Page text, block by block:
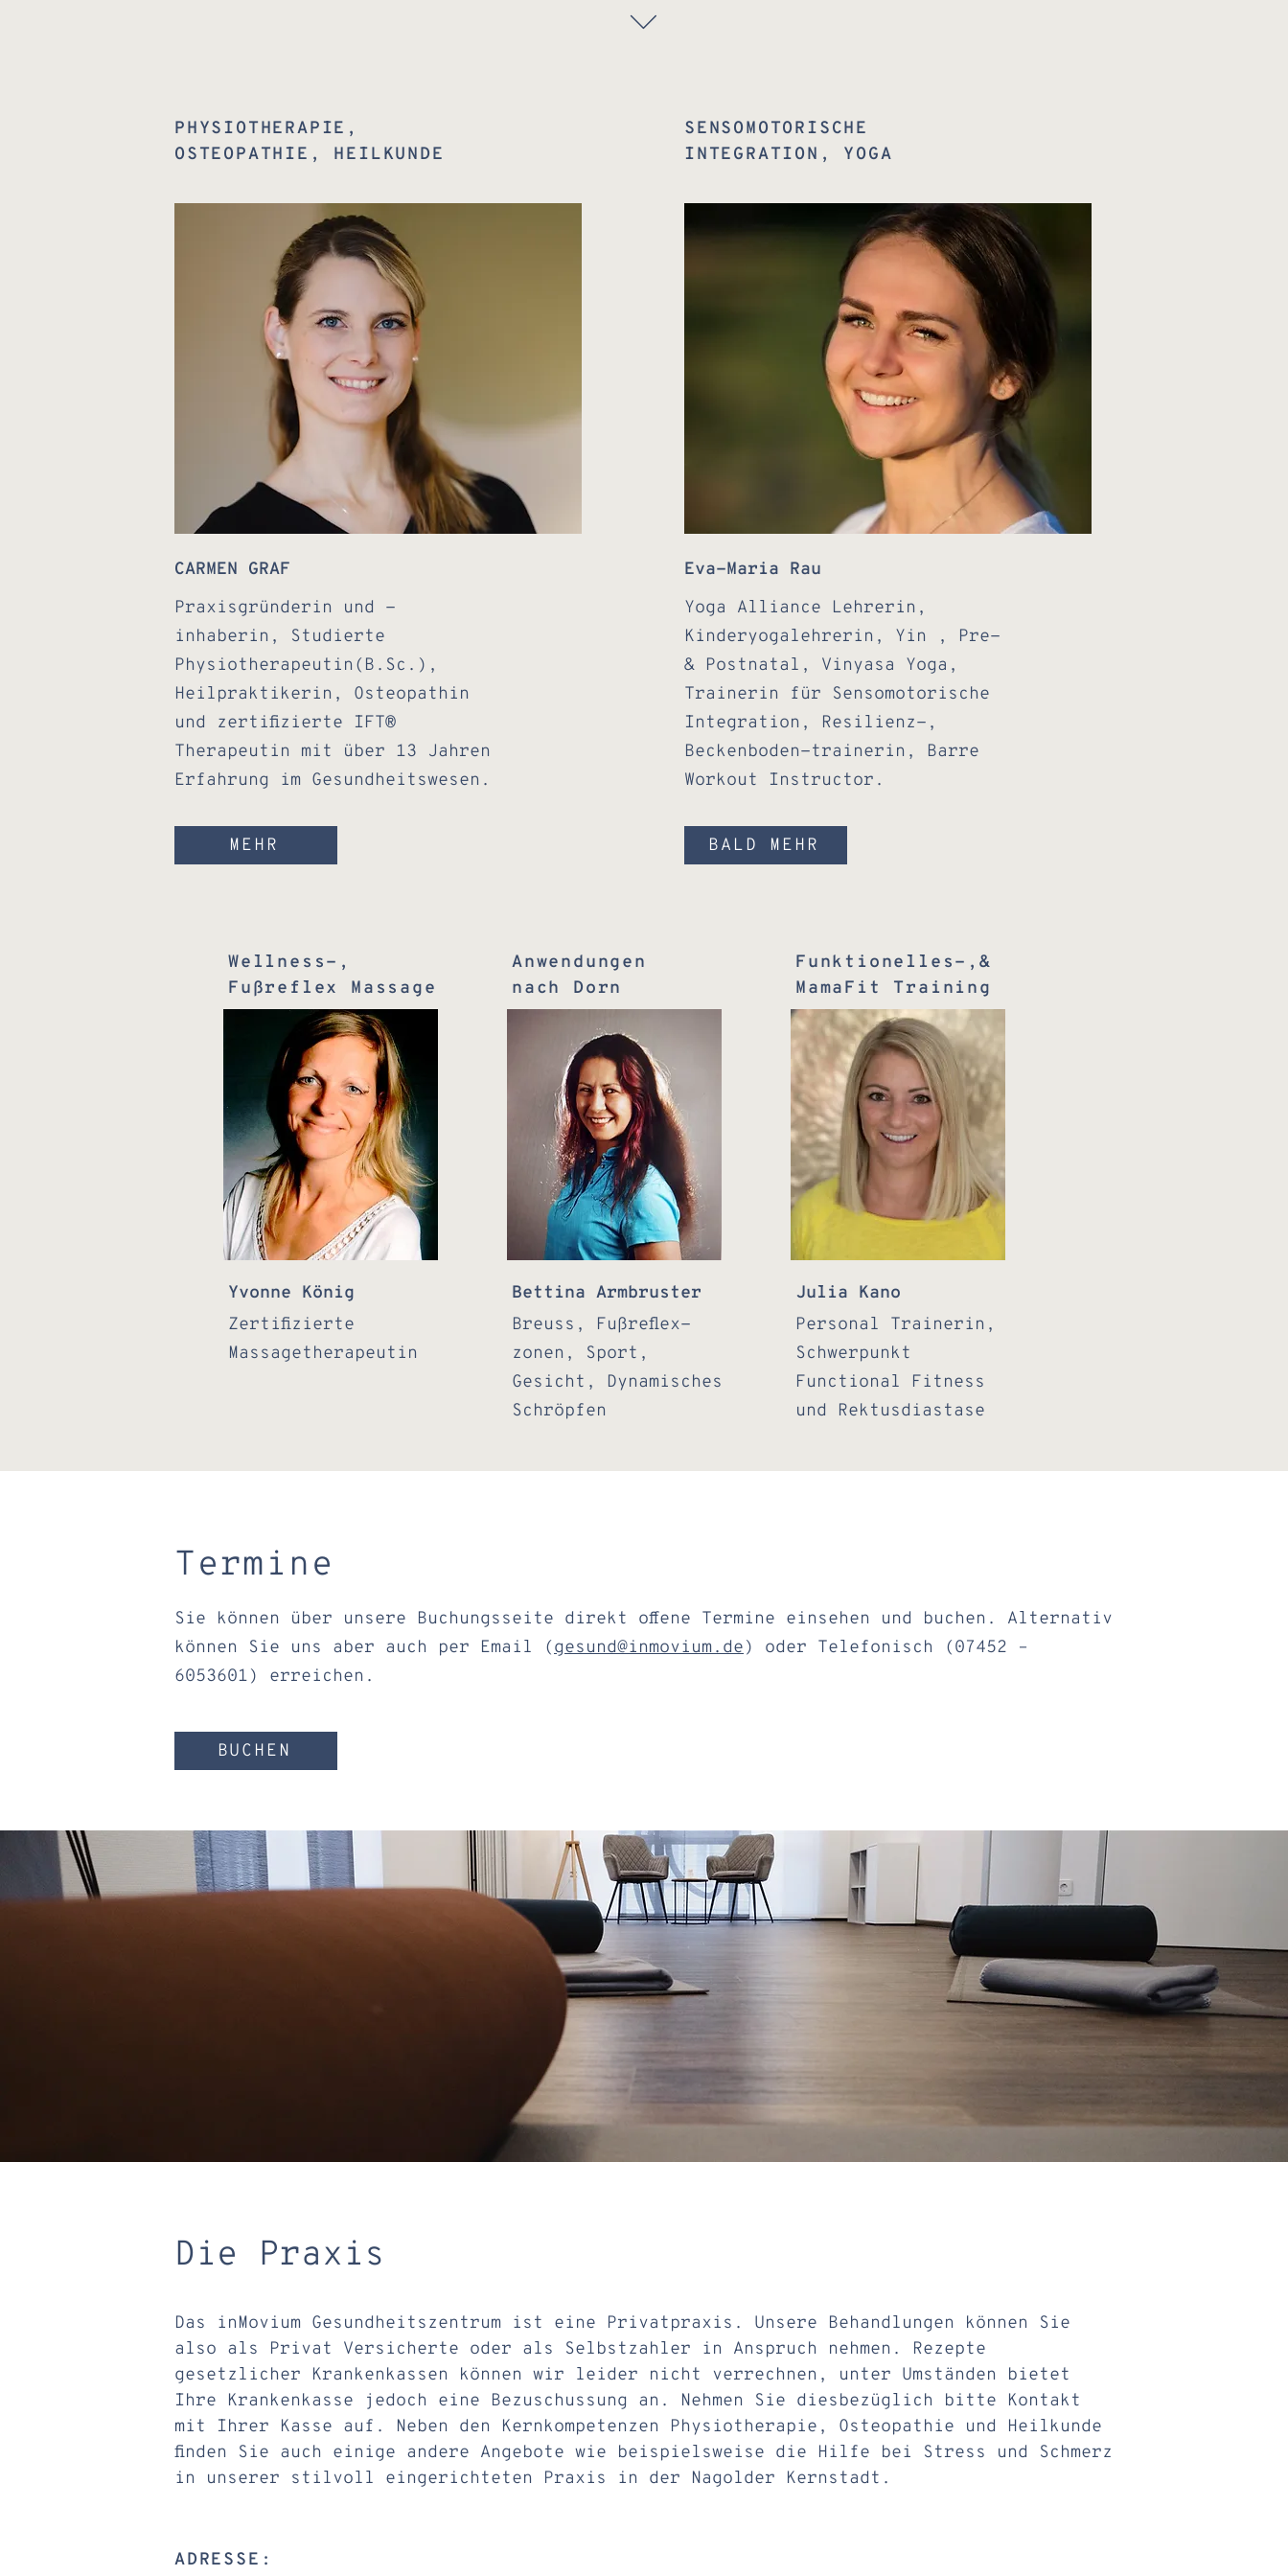
PHYSIOTHERAPIE,
OSTEOPATHIE, HEILKUNDE
CARMEN GRAF
Praxisgründerin und -
inhaberin, Studierte
Physiotherapeutin(B.Sc.),
Heilpraktikerin, Osteopathin
und zertifizierte IFT®
Therapeutin mit über 13 Jahren
Erfahrung im Gesundheitswesen.
MEHR
SENSOMOTORISCHE
INTEGRATION, YOGA
Eva-Maria Rau
Yoga Alliance Lehrerin,
Kinderyogalehrerin, Yin , Pre-
& Postnatal, Vinyasa Yoga,
Trainerin für Sensomotorische
Integration, Resilienz-,
Beckenboden-trainerin, Barre
Workout Instructor.
BALD MEHR
Wellness-,
Fußreflex Massage
Yvonne König
Zertifizierte
Massagetherapeutin
Anwendungen
nach Dorn
Bettina Armbruster
Breuss, Fußreflex-
zonen, Sport,
Gesicht, Dynamisches
Schröpfen
Funktionelles-,&
MamaFit Training
Julia Kano
Personal Trainerin,
Schwerpunkt
Functional Fitness
und Rektusdiastase
Termine
Sie können über unsere Buchungsseite direkt offene Termine einsehen und buchen. Alternativ
können Sie uns aber auch per Email (gesund@inmovium.de) oder Telefonisch (07452 –
6053601) erreichen.
BUCHEN
Die Praxis
Das inMovium Gesundheitszentrum ist eine Privatpraxis. Unsere Behandlungen können Sie
also als Privat Versicherte oder als Selbstzahler in Anspruch nehmen. Rezepte
gesetzlicher Krankenkassen können wir leider nicht verrechnen, unter Umständen bietet
Ihre Krankenkasse jedoch eine Bezuschussung an. Nehmen Sie diesbezüglich bitte Kontakt
mit Ihrer Kasse auf. Neben den Kernkompetenzen Physiotherapie, Osteopathie und Heilkunde
finden Sie auch einige andere Angebote wie beispielsweise die Hilfe bei Stress und Schmerz
in unserer stilvoll eingerichteten Praxis in der Nagolder Kernstadt.
ADRESSE: